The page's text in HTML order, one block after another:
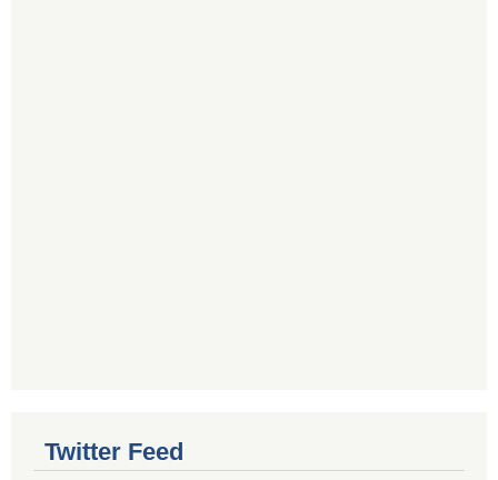
Twitter Feed